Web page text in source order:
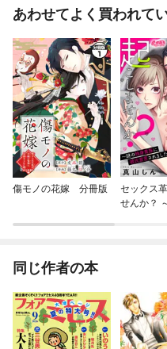
あわせてよく買われて
傷モノの花嫁 分冊版
セックス
せんか？
同じ作者の本